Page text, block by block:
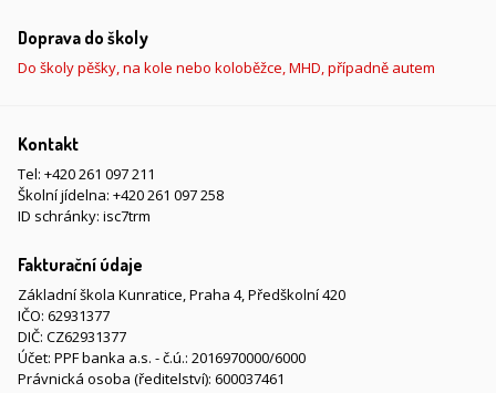
Doprava do školy
Do školy pěšky, na kole nebo koloběžce, MHD, případně autem
Kontakt
Tel: +420 261 097 211
Školní jídelna: +420 261 097 258
ID schránky: isc7trm
Fakturační údaje
Základní škola Kunratice, Praha 4, Předškolní 420
IČO: 62931377
DIČ: CZ62931377
Účet: PPF banka a.s. - č.ú.: 2016970000/6000
Právnická osoba (ředitelství): 600037461